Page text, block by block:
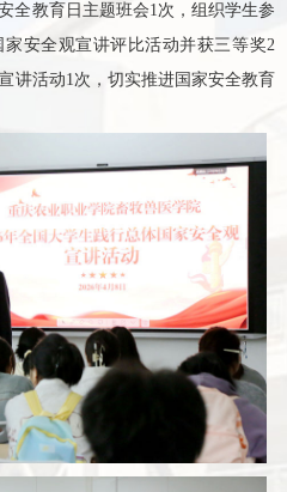
全教育日主题班会1次，组织学生参
家安全观宣讲评比活动并获三等奖2
讲活动1次，切实推进国家安全教育